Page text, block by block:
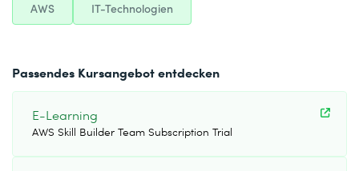
AWS IT-Technologien
Passendes Kursangebot entdecken
E-Learning
AWS Skill Builder Team Subscription Trial